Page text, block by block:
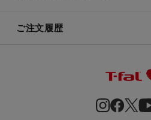
ご注文履歴